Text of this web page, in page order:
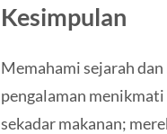
Kesimpulan
Memahami sejarah
pengalaman
sekadar makanan;